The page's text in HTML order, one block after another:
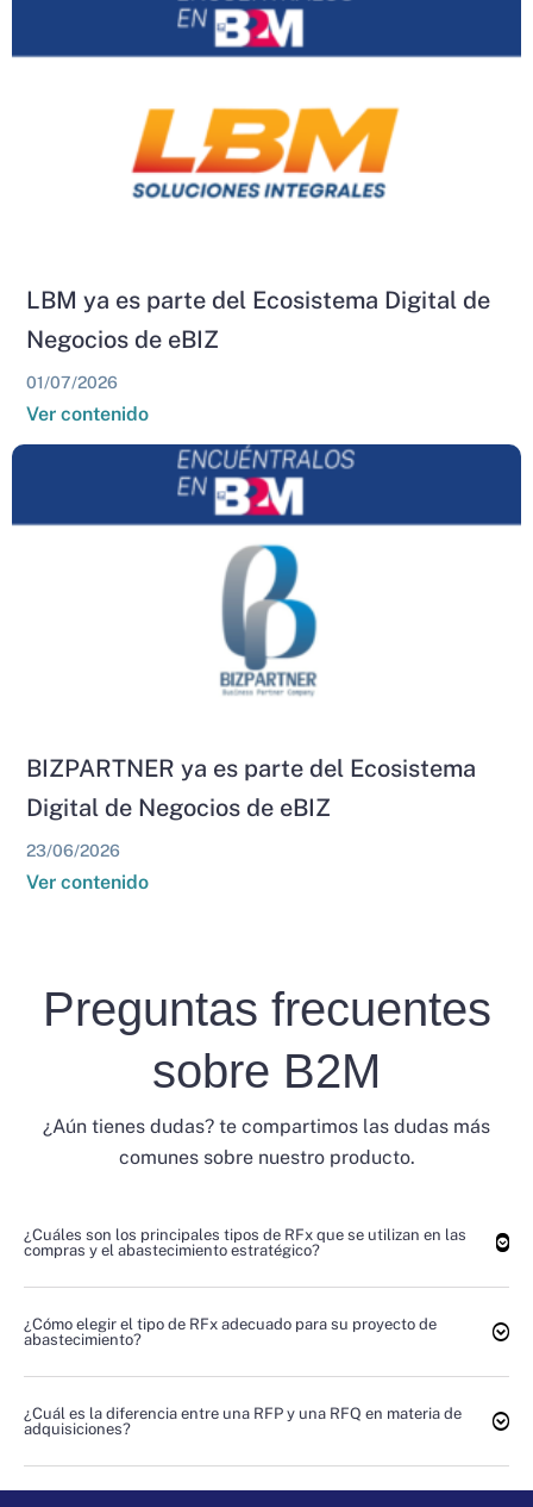
LBM ya es parte del Ecosistema Digital de
Negocios de eBIZ
01/07/2026
Ver contenido
BIZPARTNER ya es parte del Ecosistema
Digital de Negocios de eBIZ
23/06/2026
Ver contenido
Preguntas frecuentes
sobre B2M
¿Aún tienes dudas? te compartimos las dudas más
comunes sobre nuestro producto.
¿Cuáles son los principales tipos de RFx que se utilizan en las
compras y el abastecimiento estratégico?
¿Cómo elegir el tipo de RFx adecuado para su proyecto de
abastecimiento?
¿Cuál es la diferencia entre una RFP y una RFQ en materia de
adquisiciones?